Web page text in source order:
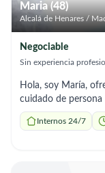
Maria (48)
Alcalá de Henares /
Negociable
Sin experiencia
Hola, soy María,
cuidado de persona
puntual.
Internos 24/7